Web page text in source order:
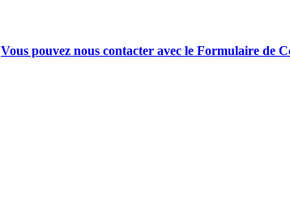
Vous pouvez nous contacter avec le Formulaire de